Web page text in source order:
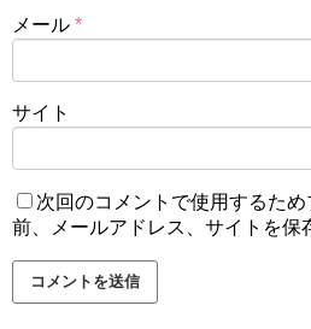
メール *
サイト
次回のコメントで使用するた
前、メールアドレス、サイトを保